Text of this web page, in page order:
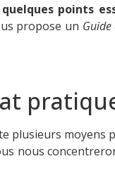
quelques points
propose un
plusieurs
nous